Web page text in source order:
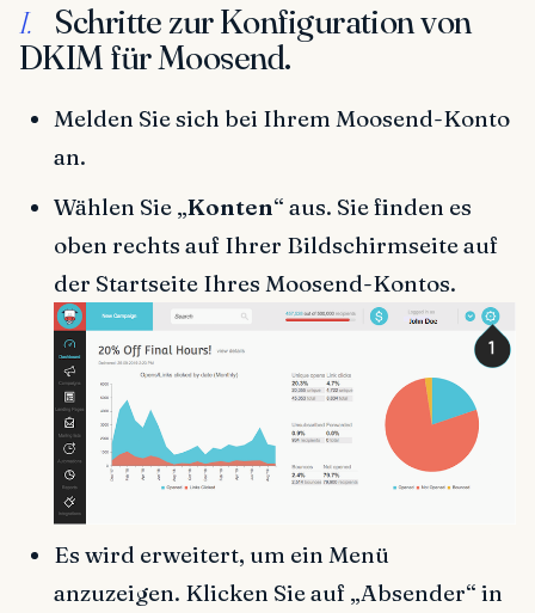
I.
Schritte zur Konfiguration von
DKIM für Moosend.
Melden Sie sich bei Ihrem Moosend-Konto
an.
Wählen Sie „Konten“ aus. Sie finden es
oben rechts auf Ihrer Bildschirmseite auf
der Startseite Ihres Moosend-Kontos.
Es wird erweitert, um ein Menü
anzuzeigen. Klicken Sie auf „Absender“ in